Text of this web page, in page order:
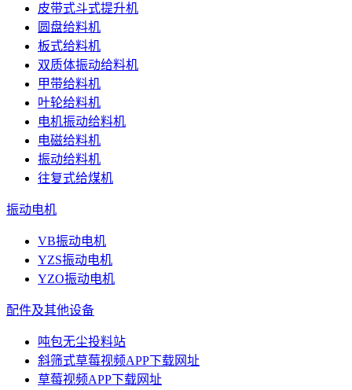
皮带式斗式提升机
圆盘给料机
板式给料机
双质体振动给料机
甲带给料机
叶轮给料机
电机振动给料机
电磁给料机
振动给料机
往复式给煤机
振动电机
VB振动电机
YZS振动电机
YZO振动电机
配件及其他设备
吨包无尘投料站
斜筛式草莓视频APP下载网址
草莓视频APP下载网址